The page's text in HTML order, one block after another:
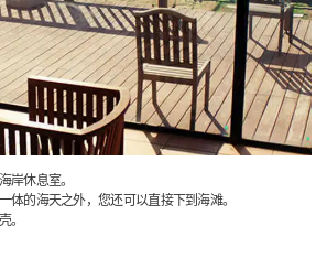
岸休息室。
体的海天之外，您还可以直接下到海滩。
。